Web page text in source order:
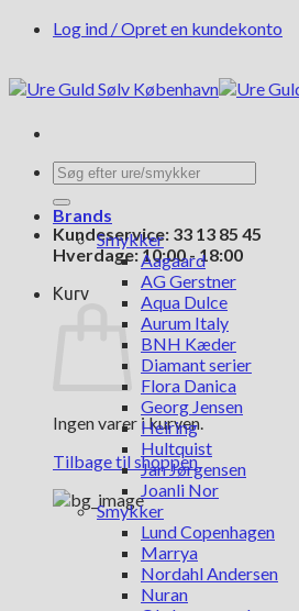
FortsætLog ind / Opret en kundekonto
Søg
efter:
Kundeservice: 33 13 85 45
Hverdage: 10:00 - 18:00
Kurv
Ingen varer i kurven.
Tilbage til shoppen
Brands
Smykker
Aagaard
AG Gerstner
Aqua Dulce
Aurum Italy
BNH Kæder
Diamant serier
Flora Danica
Georg Jensen
Heiring
Hultquist
Jan Jørgensen
Joanli Nor
Smykker
Lund Copenhagen
Marrya
Nordahl Andersen
Nuran